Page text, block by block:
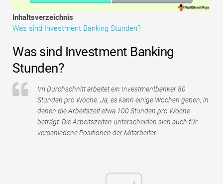
Vollständige Form
Risikomanagement-Tutorials
Inhaltsverzeichnis
Was sind Investment Banking Stunden?
Was sind Investment Banking
Stunden?
Im Durchschnitt arbeitet ein Investmentbanker 80
Stunden pro Woche. Ja, es kann einige Wochen geben, in
denen die Arbeitszeit etwa 100 Stunden pro Woche
beträgt. Die Arbeitszeiten unterscheiden sich auch für
verschiedene Positionen der Mitarbeiter.